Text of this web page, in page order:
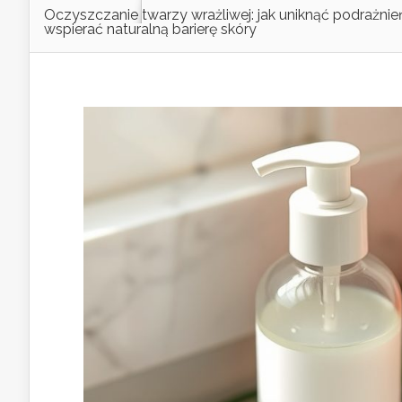
Oczyszczanie twarzy wrażliwej: jak uniknąć
wspierać naturalną barierę skóry